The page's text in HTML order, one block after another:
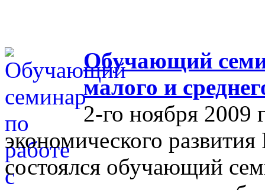
Обучающий
малого и
2-го ноября 2009
экономического
состоялся обучающий